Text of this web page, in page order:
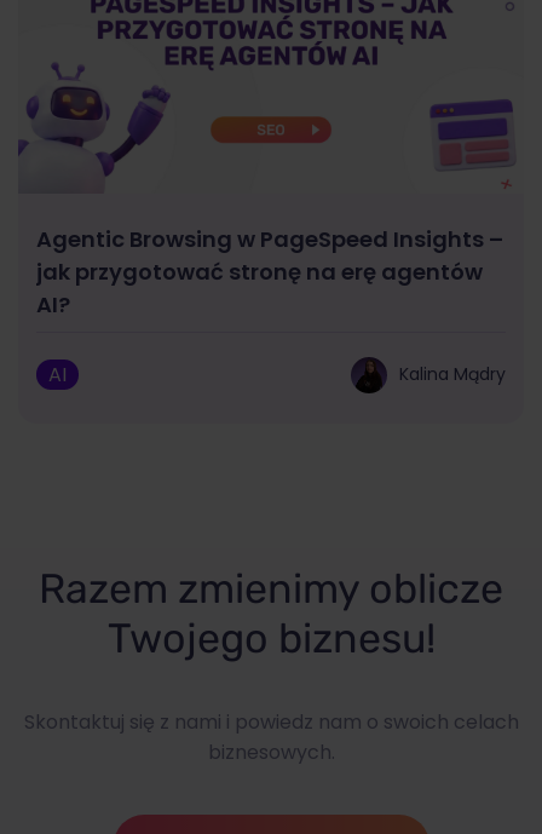
Agentic Browsing w PageSpeed Insights –
jak przygotować stronę na erę agentów
AI?
AI Kalina Mądry
Razem zmienimy oblicze
Twojego biznesu!
Skontaktuj się z nami i powiedz nam o swoich celach
biznesowych.